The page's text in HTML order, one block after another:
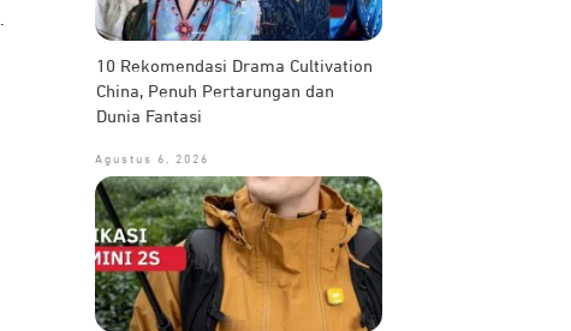
10 Rekomendasi Drama Cultivation
China, Penuh Pertarungan dan
Dunia Fantasi
Agustus 6, 2026